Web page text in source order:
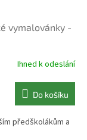
vymalovánky -
Ihned k odeslání
Do košíku
předškolákům a